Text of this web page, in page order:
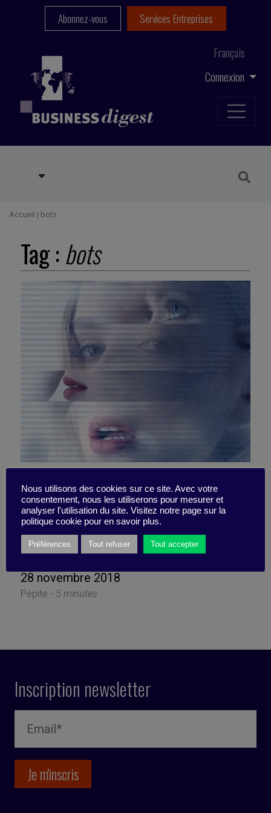
Connexion
Français
Abonnez-vous Services Entreprises
Accueil | bots
Tag :bots
Chief Dé-Digitalization
Officer (non ce n’est pas
une blague)
28 novembre 2018
Pépite - 5 minutes
Inscription newsletter
Nous utilisons des cookies sur ce site. Avec votre
consentement, nous les utiliserons pour mesurer et
analyser l'utilisation du site. Visitez notre page sur la
politique cookie pour en savoir plus.
Préférences Tout refuser Tout accepter